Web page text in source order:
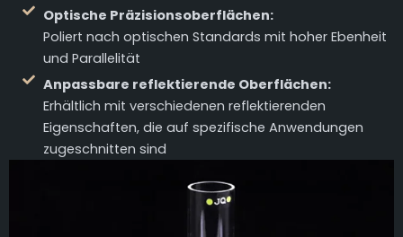
Optische Präzisionsoberflächen:
Poliert nach optischen Standards mit hoher Ebenheit
und Parallelität
Anpassbare reflektierende Oberflächen:
Erhältlich mit verschiedenen reflektierenden
Eigenschaften, die auf spezifische Anwendungen
zugeschnitten sind